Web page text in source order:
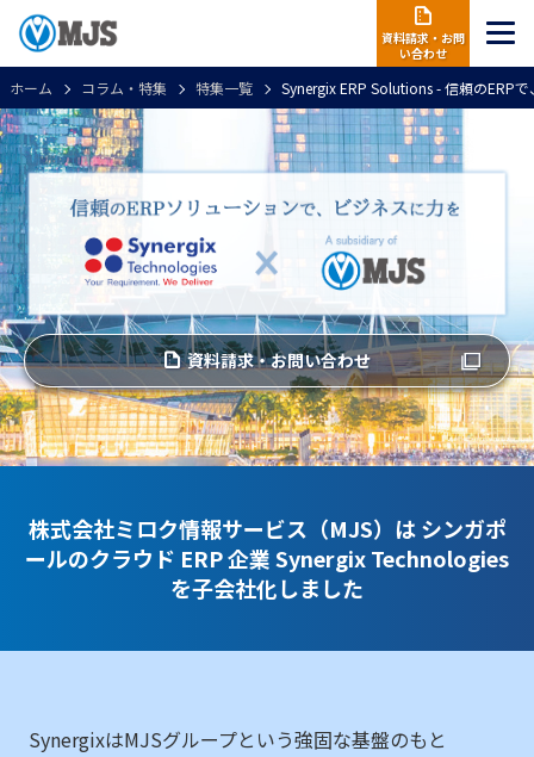
資料請求・お問
い合わせ
ホーム コラム・特集 特集一覧 Synergix ERP Solutions - 信頼のERP
資料請求・お問い合わせ
株式会社ミロク情報サービス（MJS）はシンガポ
ールのクラウド ERP 企業 Synergix Technologies
を子会社化しました
SynergixはMJSグループという強固な基盤のもと